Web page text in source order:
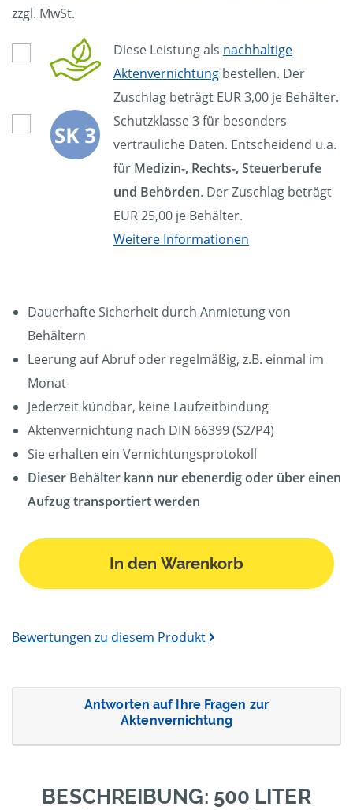
zzgl. MwSt.
Diese Leistung als nachhaltige
Aktenvernichtung bestellen. Der
Zuschlag beträgt EUR 3,00 je Behälter.
Schutzklasse 3 für besonders
vertrauliche Daten. Entscheidend u.a.
für Medizin-, Rechts-, Steuerberufe
und Behörden. Der Zuschlag beträgt
EUR 25,00 je Behälter.
Weitere Informationen
Dauerhafte Sicherheit durch Anmietung von
Behältern
Leerung auf Abruf oder regelmäßig, z.B. einmal im
Monat
Jederzeit kündbar, keine Laufzeitbindung
Aktenvernichtung nach DIN 66399 (S2/P4)
Sie erhalten ein Vernichtungsprotokoll
Dieser Behälter kann nur ebenerdig oder über einen
Aufzug transportiert werden
In den Warenkorb
Bewertungen zu diesem Produkt
Antworten auf Ihre Fragen zur
Aktenvernichtung
BESCHREIBUNG: 500 LITER